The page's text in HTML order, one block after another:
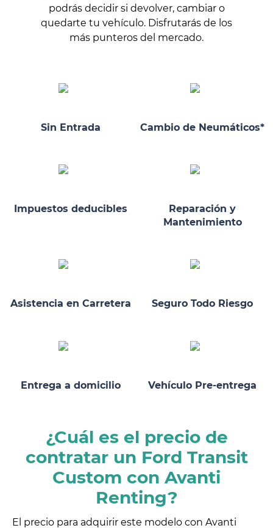
podrás decidir si devolver, cambiar o
quedarte tu vehículo. Disfrutarás de los
más punteros del mercado.
Sin Entrada Cambio de Neumáticos*
Impuestos deducibles
Reparación y
Mantenimiento
Asistencia en Carretera Seguro Todo Riesgo
Entrega a domicilio Vehículo Pre-entrega
¿Cuál es el precio de
contratar un Ford Transit
Custom con Avanti
Renting?
El precio para adquirir este modelo con Avanti